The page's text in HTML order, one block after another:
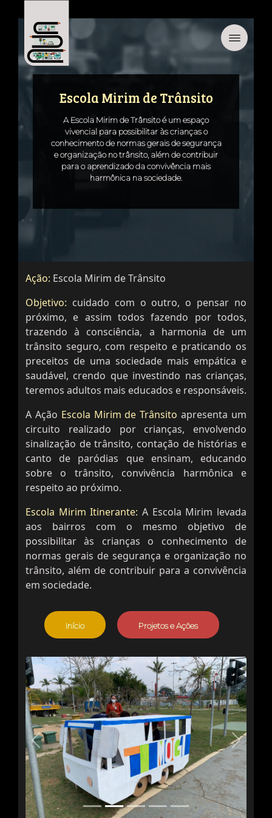
Escola Mirim de Trânsito
A Escola Mirim de Trânsito é um espaço
vivencial para possibilitar às crianças o
conhecimento de normas gerais de segurança
e organização no trânsito, além de contribuir
para o aprendizado da convivência mais
harmônica na sociedade.
Ação: Escola Mirim de Trânsito
Objetivo: cuidado com o outro, o pensar no
próximo, e assim todos fazendo por todos,
trazendo à consciência, a harmonia de um
trânsito seguro, com respeito e praticando os
preceitos de uma sociedade mais empática e
saudável, crendo que investindo nas crianças,
teremos adultos mais educados e responsáveis.
A Ação Escola Mirim de Trânsito apresenta um
circuito realizado por crianças, envolvendo
sinalização de trânsito, contação de histórias e
canto de paródias que ensinam, educando
sobre o trânsito, convivência harmônica e
respeito ao próximo.
Escola Mirim Itinerante: A Escola Mirim levada
aos bairros com o mesmo objetivo de
possibilitar às crianças o conhecimento de
normas gerais de segurança e organização no
trânsito, além de contribuir para a convivência
em sociedade.
Início Projetos e Ações
Previous Next